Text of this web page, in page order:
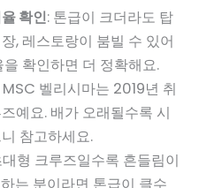
확인: 톤급이 크더라도 탑
, 레스토랑이 붐빌 수 있어
확인하면 더 정확해요.
MSC 벨리시마는 2019년 취
예요. 배가 오래될수록 시
참고하세요.
대형 크루즈일수록 흔들림이